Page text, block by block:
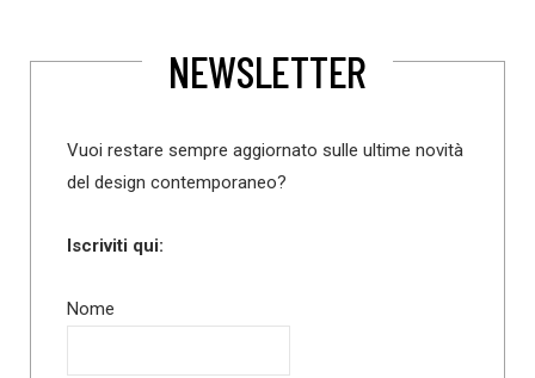
NEWSLETTER
Vuoi restare sempre aggiornato sulle ultime novità
del design contemporaneo?
Iscriviti qui:
Nome